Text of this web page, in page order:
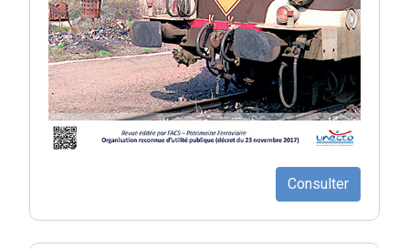
Consulter